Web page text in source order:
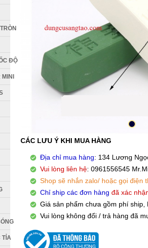
ĐỘ
TỈA
CÁC LƯU Ý KHI MUA HÀNG
: 0961556545
Shop sẽ nhắn zalo/ hoặc gọi điện
Chỉ ship các đơn hàng
đã xác nhận
Giá sản phẩm chưa gồm phí
Vui lòng không đổi / trả hàng đã